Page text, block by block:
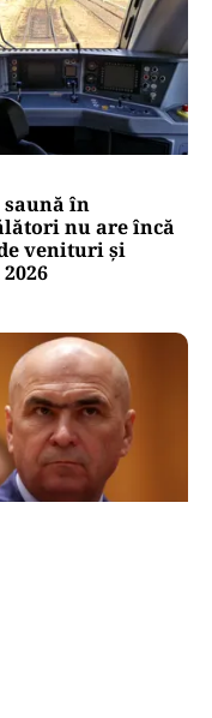
în
nu are încă
venituri și